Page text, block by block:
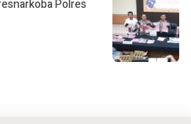
Polres